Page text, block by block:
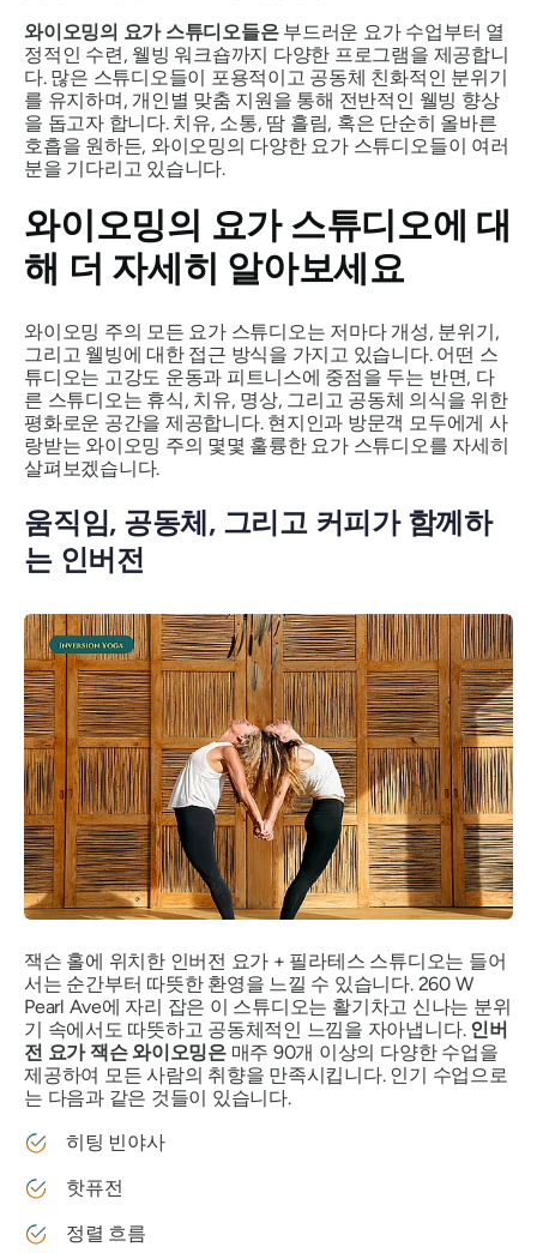
와이오밍의 요가 스튜디오들은부드러운 요가 수업부터 열
정적인 수련, 웰빙 워크숍까지 다양한 프로그램을 제공합니
다. 많은 스튜디오들이 포용적이고 공동체 친화적인 분위기
를 유지하며, 개인별 맞춤 지원을 통해 전반적인 웰빙 향상
을 돕고자 합니다. 치유, 소통, 땀 흘림, 혹은 단순히 올바른
호흡을 원하든, 와이오밍의 다양한 요가 스튜디오들이 여러
분을 기다리고 있습니다.
와이오밍의 요가 스튜디오에 대
해 더 자세히 알아보세요
와이오밍 주의 모든 요가 스튜디오는 저마다 개성, 분위기,
그리고 웰빙에 대한 접근 방식을 가지고 있습니다. 어떤 스
튜디오는 고강도 운동과 피트니스에 중점을 두는 반면, 다
른 스튜디오는 휴식, 치유, 명상, 그리고 공동체 의식을 위한
평화로운 공간을 제공합니다. 현지인과 방문객 모두에게 사
랑받는 와이오밍 주의 몇몇 훌륭한 요가 스튜디오를 자세히
살펴보겠습니다.
움직임, 공동체, 그리고 커피가 함께하
는 인버전
잭슨 홀에 위치한 인버전 요가 + 필라테스 스튜디오는 들어
서는 순간부터 따뜻한 환영을 느낄 수 있습니다. 260 W
Pearl Ave에 자리 잡은 이 스튜디오는 활기차고 신나는 분위
기 속에서도 따뜻하고 공동체적인 느낌을 자아냅니다. 인버
전 요가 잭슨 와이오밍은 매주 90개 이상의 다양한 수업을
제공하여 모든 사람의 취향을 만족시킵니다. 인기 수업으로
는 다음과 같은 것들이 있습니다.
히팅 빈야사
핫퓨전
정렬 흐름